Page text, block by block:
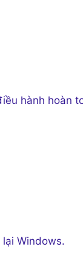
hành hoàn
Windows.